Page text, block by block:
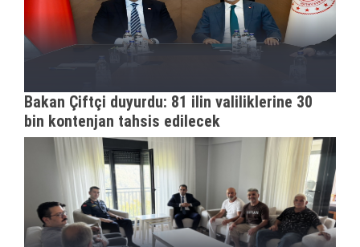
Bakan Çiftçi duyurdu: 81 ilin valiliklerine 30
bin kontenjan tahsis edilecek